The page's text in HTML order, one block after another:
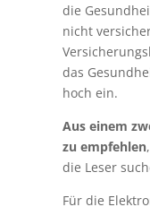
die
nicht
das
hoch ein.
Aus einem
zu empfehlen
die Leser
Für die